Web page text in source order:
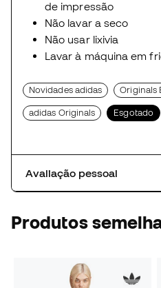
de impressão
Não lavar a seco
Não usar lixivia
Lavar à máquina em
Novidades adidas Originals
adidas Originals Esgotado
Avaliação pessoal
Produtos